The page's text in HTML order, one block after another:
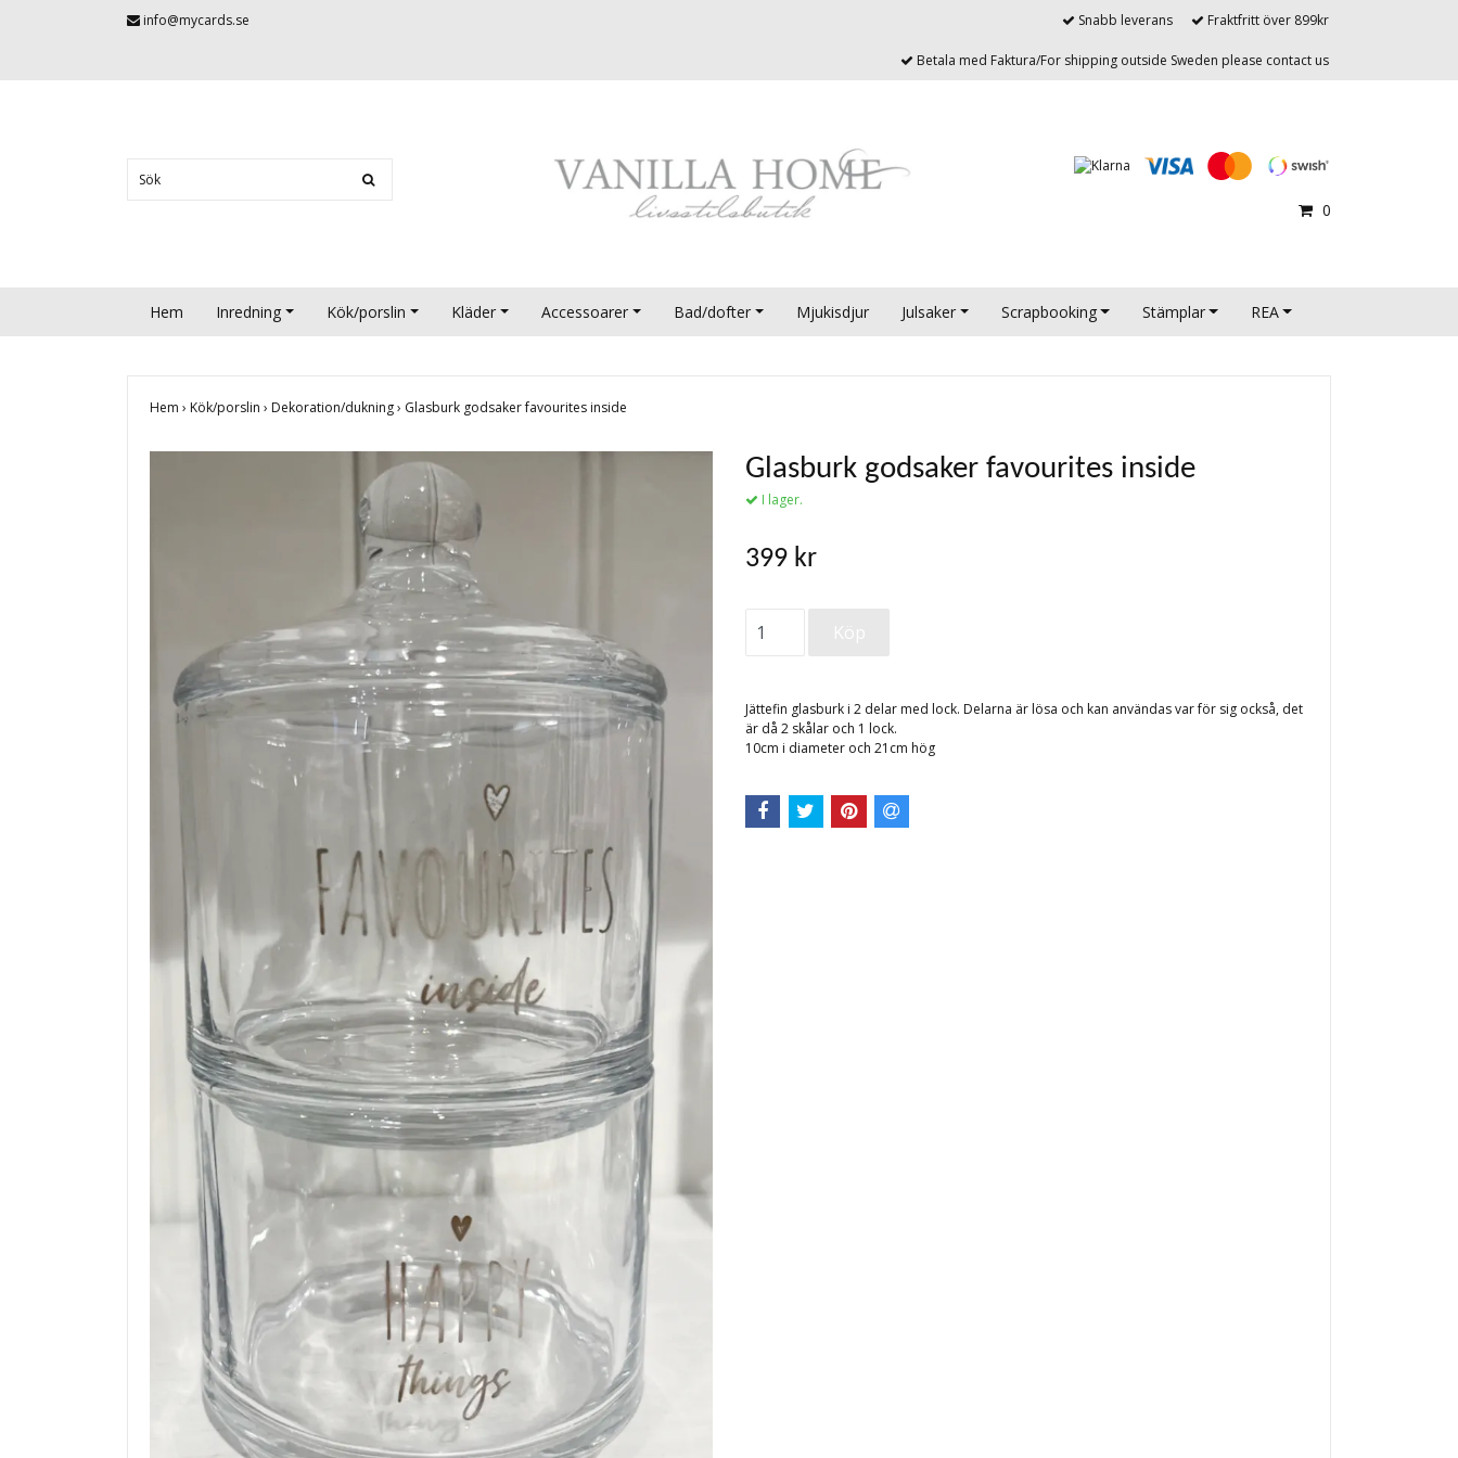
info@mycards.se Snabb leverans Fraktfritt över 899kr
Betala med Faktura/For shipping outside Sweden please contact us
0
Hem Inredning Kök/porslin Kläder Accessoarer Bad/dofter Mjukisdjur Julsaker Scrapbooking Stämplar REA
Hem › Kök/porslin › Dekoration/dukning› Glasburk godsaker favourites inside
Glasburk godsaker favourites inside
I lager.
399 kr
Jättefin glasburk i 2 delar med lock. Delarna är lösa och kan användas var för sig också, det
är då 2 skålar och 1 lock.
10cm i diameter och 21cm hög